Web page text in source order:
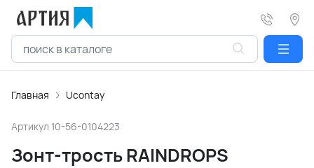
Главная Ucontay
Артикул 10-56-0104223
Зонт-трость RAINDROPS